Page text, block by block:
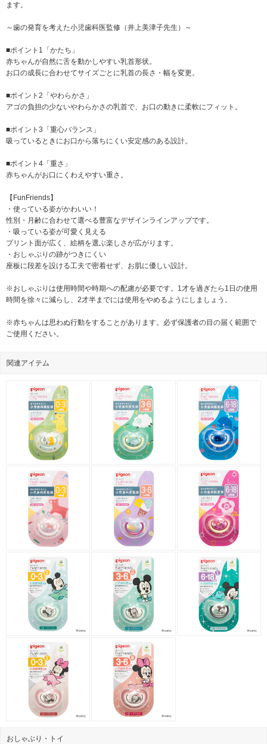
ます。
～歯の発育を考えた小児歯科医監修（井上美津子先生）～
■ポイント1「かたち」
赤ちゃんが自然に舌を動かしやすい乳首形状。
お口の成長に合わせてサイズごとに乳首の長さ・幅を変更。
■ポイント2「やわらかさ」
アゴの負担の少ないやわらかさの乳首で、お口の動きに柔軟にフィット。
■ポイント3「重心バランス」
吸っているときにお口から落ちにくい安定感のある設計。
■ポイント4「重さ」
赤ちゃんがお口にくわえやすい重さ。
【FunFriends】
・使っている姿がかわいい！
性別・月齢に合わせて選べる豊富なデザインラインアップです。
・吸っている姿が可愛く見える
プリント面が広く、絵柄を選ぶ楽しさが広がります。
・おしゃぶりの跡がつきにくい
座板に段差を設ける工夫で密着せず、お肌に優しい設計。
※おしゃぶりは使用時間や時期への配慮が必要です。1才を過ぎたら1日の使用
時間を徐々に減らし、2才半までには使用をやめるようにしましょう。
※赤ちゃんは思わぬ行動をすることがあります。必ず保護者の目の届く範囲で
ご使用ください。
関連アイテム
おしゃぶり・トイ